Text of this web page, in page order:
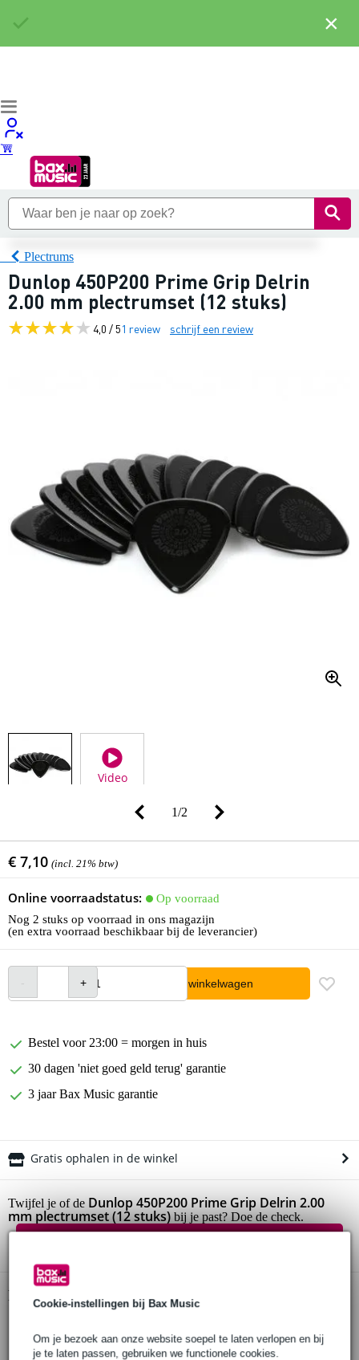
Cookie-instellingen bij Bax Music
Om je bezoek aan onze website soepel te laten verlopen en bij
je te laten passen, gebruiken we functionele cookies.
Plectrums
Dunlop 450P200 Prime Grip Delrin
2.00 mm plectrumset (12 stuks)
4,0 / 51 review schrijf een review
Video
1/2
€ 7,10 (incl. 21% btw)
Online voorraadstatus:
Op voorraad
Nog 2 stuks op voorraad in ons magazijn
(en extra voorraad beschikbaar bij de leverancier)
In winkelwagen
Bestel voor 23:00 = morgen in huis
30 dagen 'niet goed geld terug' garantie
3 jaar Bax Music garantie
Gratis ophalen in de winkel
Twijfel je of de Dunlop 450P200 Prime Grip Delrin 2.00
mm plectrumset (12 stuks) bij je past? Doe de check.
Productinformatie
set van 12 plectrums
×